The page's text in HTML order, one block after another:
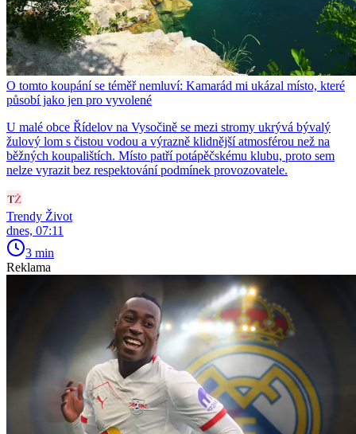
O tomto koupání se téměř nemluví: Kamarád mi ukázal místo, které
působí jako jen pro vyvolené
U malé obce Řídelov na Vysočině se mezi stromy ukrývá bývalý
žulový lom s čistou vodou a výrazně klidnější atmosférou než na
běžných koupalištích. Místo patří potápěčskému klubu, proto sem
nelze vyrazit bez respektování podmínek provozovatele.
Trendy Život
dnes, 07:11
3 min
Reklama